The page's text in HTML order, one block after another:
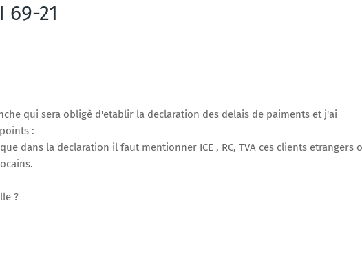
69-21
qui sera obligè d'etablir la declaration des delais de paiments et j'ai
:
dans la declaration il faut mentionner ICE , RC, TVA ces clients etrangers
?